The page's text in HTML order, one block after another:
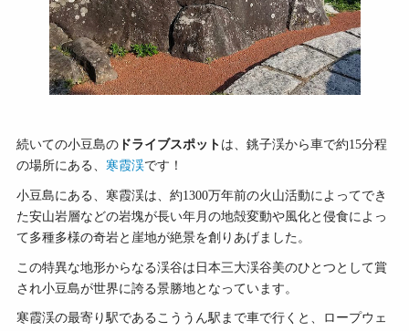
続いての小豆島の ドライブスポット は、銚子渓から車で約15分程
の場所にある、 寒霞渓です！
小豆島にある、 寒霞渓は、約1300万年前の火山活動によってでき
た安山岩層などの岩塊が長い年月の地殻変動や風化と侵食によっ
て多種多様の奇岩と崖地が絶景を創りあげました。
この特異な地形からなる渓谷は日本三大渓谷美のひとつとして賞
され小豆島が世界に誇る景勝地となっています。
寒霞渓の最寄り駅であるこううん駅まで車で行くと、ロープウェ